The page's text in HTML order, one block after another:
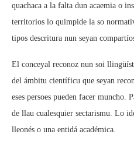
quachaca a la falta dun acaemia o
territorios lo quimpide la so
tipos descritura nun seyan
El conceyal reconoz nun soi
del ámbitu científicu que seyan
eses persoes pueden facer muncho.
de llau cualesquier sectarismu. Lo
lleonés o una entidá académica.